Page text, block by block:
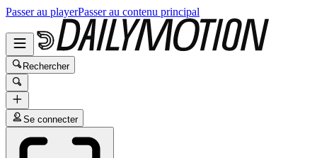
Passer au playerPasser au contenu principal
Rechercher
Se connecter